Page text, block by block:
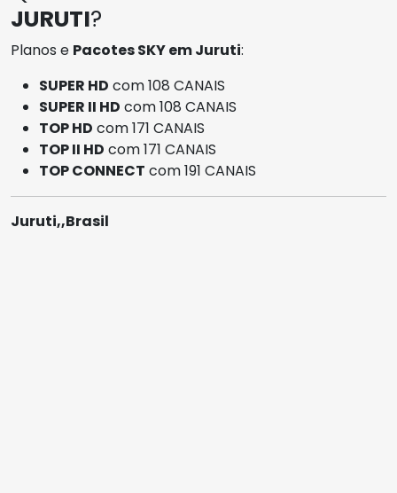
JURUTI?
Planos e Pacotes SKY em Juruti:
SUPER HD com 108 CANAIS
SUPER II HD com 108 CANAIS
TOP HD com 171 CANAIS
TOP II HD com 171 CANAIS
TOP CONNECT com 191 CANAIS
Juruti,,Brasil